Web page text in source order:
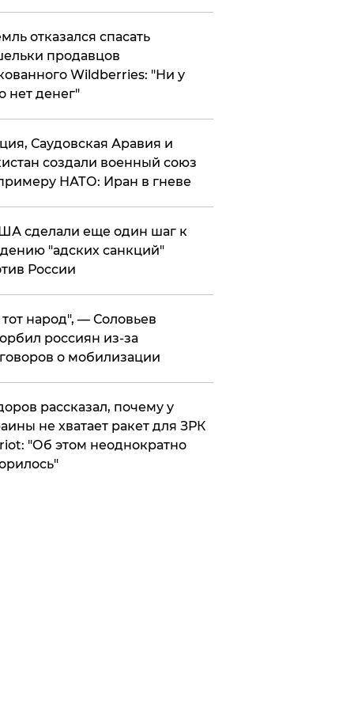
отказался спасать
продавцов
Wildberries: "Ни у
нет денег"
Саудовская Аравия и
создали военный союз
НАТО: Иран в гневе
сделали еще один шаг к
"адских санкций"
России
народ", — Соловьев
россиян из-за
о мобилизации
рассказал, почему у
не хватает ракет для ЗРК
"Об этом неоднократно